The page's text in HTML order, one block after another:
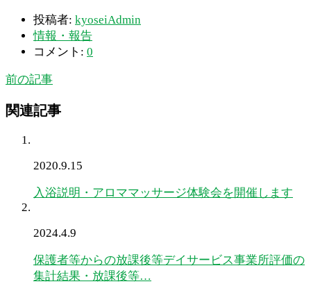
投稿者: kyoseiAdmin
情報・報告
コメント: 0
前の記事
関連記事
2020.9.15
入浴説明・アロママッサージ体験会を開催します
2024.4.9
保護者等からの放課後等デイサービス事業所評価の
集計結果・放課後等…